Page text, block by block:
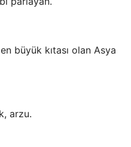
büyük kıtası olan Asya
arzu.